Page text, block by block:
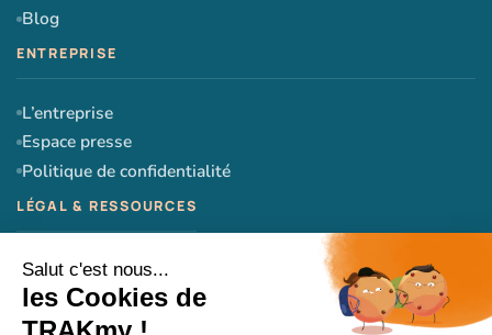
Blog
L’entreprise
Espace presse
Politique de confidentialité
CGU
CGV
Mentions légales